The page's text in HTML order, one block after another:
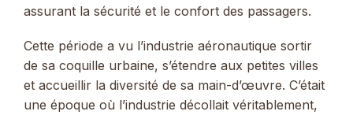
assurant la sécurité et le confort des passagers.
Cette période a vu l’industrie aéronautique sortir
de sa coquille urbaine, s’étendre aux petites villes
et accueillir la diversité de sa main-d’œuvre. C’était
une époque où l’industrie décollait véritablement,